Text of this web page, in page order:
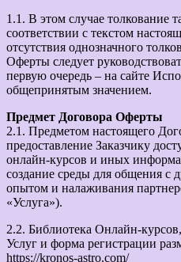
1.1. В этом случае толкование
соответствии с текстом
отсутствия однозначного
Оферты следует
первую очередь – на сайте
общепринятым значением.
Предмет Договора Оферты
2.1. Предметом настоящего
предоставление Заказчику
онлайн-курсов и иных
создание среды для общения с
опытом и налаживания
«Услуга»).
2.2. Библиотека Онлайн-
Услуг и форма регистрации
https://kronos-astro.com/